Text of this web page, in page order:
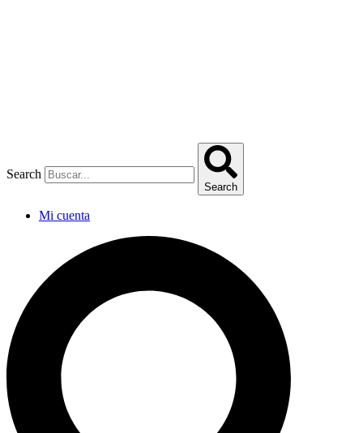
Search
Search
Mi cuenta